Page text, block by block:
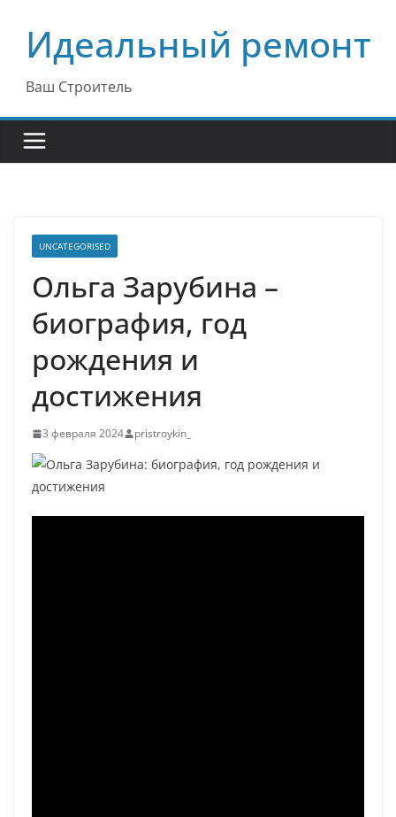
содержимому
Идеальный ремонт
Ваш Строитель
UNCATEGORISED
Ольга Зарубина –
биография, год
рождения и
достижения
3 февраля 2024 pristroykin_